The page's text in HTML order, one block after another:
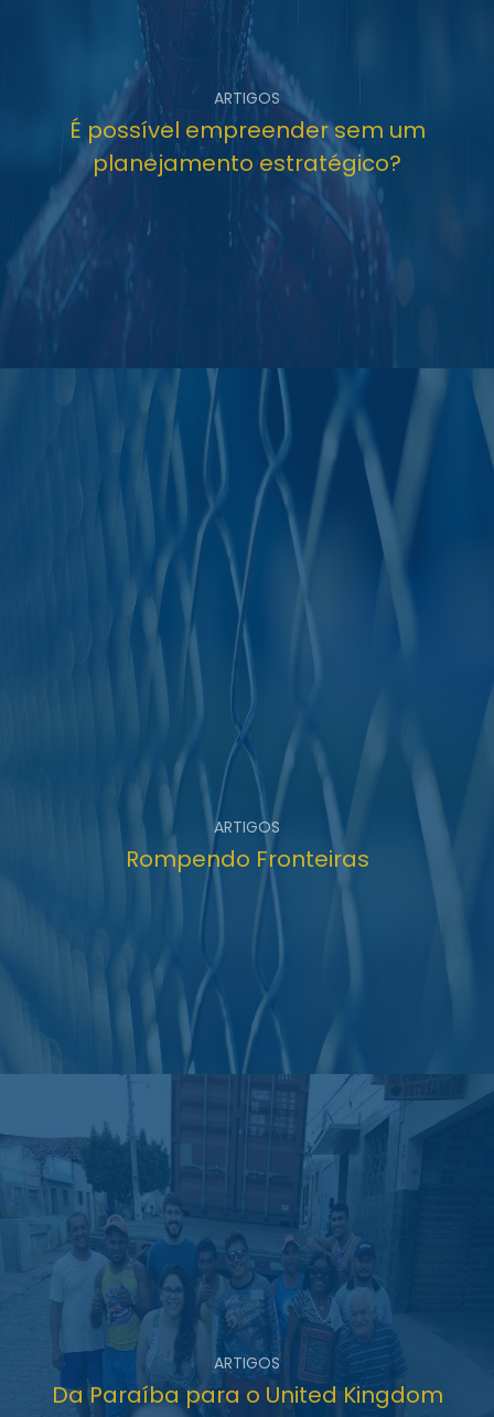
ARTIGOS
É possível empreender sem um
planejamento estratégico?
ARTIGOS
Rompendo Fronteiras
ARTIGOS
Da Paraíba para o United Kingdom